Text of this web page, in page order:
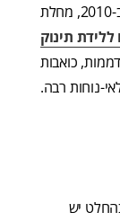
חניכיים. בנוסף, על-פי מחקרים שנערכו ב-2010, מחלת
תינוק
כואבות
נוחות רבה.
יש